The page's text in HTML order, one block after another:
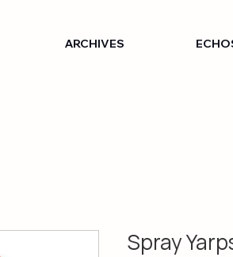
ARCHIVES
Spray